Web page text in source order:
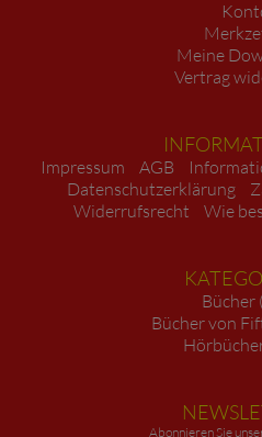
Meine
Vertrag
Impressum AGB
Datenschutzerklärung
Widerrufsrecht
Wie
Bücher
Bücher von
Abonnieren Sie